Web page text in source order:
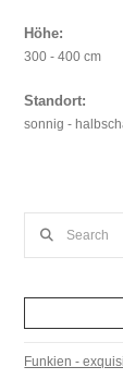
Höhe:
300 - 400 cm
Standort:
sonnig -
Funkien -